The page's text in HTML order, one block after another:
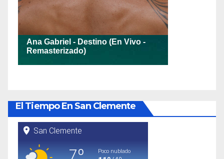
El Tiempo En San Clemente